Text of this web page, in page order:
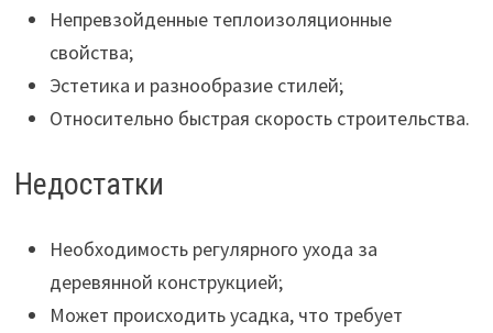
Непревзойденные теплоизоляционные
свойства;
Эстетика и разнообразие стилей;
Относительно быстрая скорость строительства.
Недостатки
Необходимость регулярного ухода за
деревянной конструкцией;
Может происходить усадка, что требует